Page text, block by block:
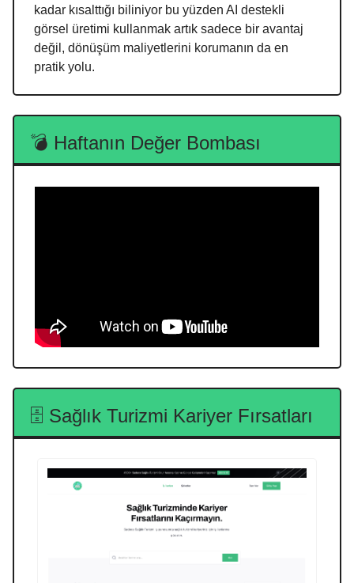
kadar kısalttığı biliniyor bu yüzden AI destekli
görsel üretimi kullanmak artık sadece bir avantaj
değil, dönüşüm maliyetlerini korumanın da en
pratik yolu.
💣 Haftanın Değer Bombası
🗄️ Sağlık Turizmi Kariyer Fırsatları